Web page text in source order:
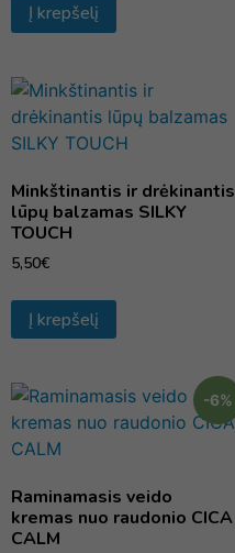
Į krepšelį
Minkštinantis ir drėkinantis
lūpų balzamas SILKY
TOUCH
5,50€
Į krepšelį
-6%
Raminamasis veido
kremas nuo raudonio CICA
CALM